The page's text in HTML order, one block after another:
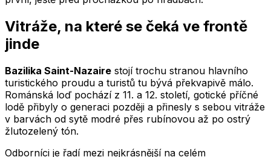
Vitráže, na které se čeká ve frontě
jinde
Bazilika Saint-Nazaire stojí trochu stranou hlavního
turistického proudu a turistů tu bývá překvapivě málo.
Románská loď pochází z 11. a 12. století, gotické příčné
lodě přibyly o generaci později a přinesly s sebou vitráže
v barvách od sytě modré přes rubínovou až po ostrý
žlutozelený tón.
Odborníci je řadí mezi nejkrásnější na celém